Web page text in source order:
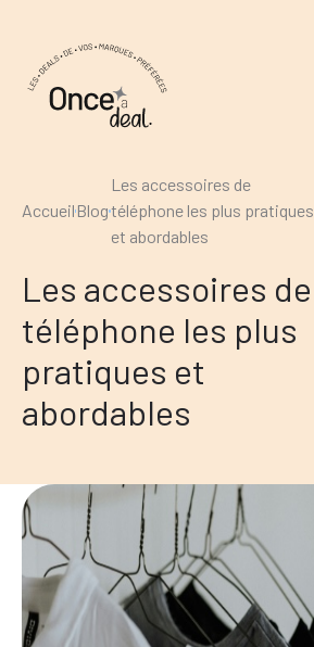
Accueil Blog
Les accessoires de
téléphone les plus pratiques
et abordables
Les accessoires de
téléphone les plus
pratiques et
abordables